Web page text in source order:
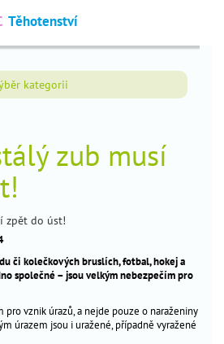
Těhotenství
kategorii
zub musí
či kolečkových bruslích, fotbal, hokej a
společné – jsou velkým nebezpečím pro
vznik úrazů, a nejde pouze o naraženiny
úrazem jsou i uražené, případně vyražené